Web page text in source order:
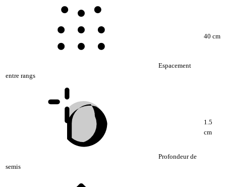
Espacement
entre rangs
40 cm
Profondeur de
semis
1.5
cm